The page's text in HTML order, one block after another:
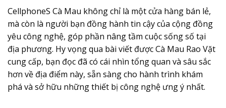
CellphoneS Cà Mau không chỉ là một cửa hàng bán lẻ,
mà còn là người bạn đồng hành tin cậy của cộng đồng
yêu công nghệ, góp phần nâng tầm cuộc sống số tại
địa phương. Hy vọng qua bài viết được Cà Mau Rao Vặt
cung cấp, bạn đọc đã có cái nhìn tổng quan và sâu sắc
hơn về địa điểm này, sẵn sàng cho hành trình khám
phá và sở hữu những thiết bị công nghệ ưng ý nhất.